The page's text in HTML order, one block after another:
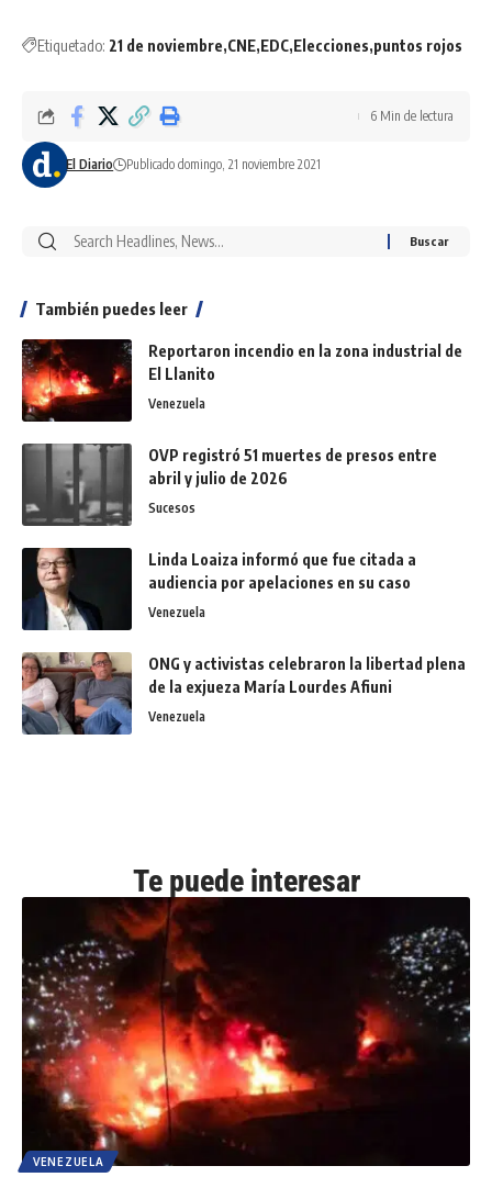
Etiquetado: 21 de noviembre CNE EDC Elecciones puntos rojos
El Diario Publicado domingo, 21 noviembre 2021
6 Min de lectura
También puedes leer
Reportaron incendio en la zona industrial de
El Llanito
Venezuela
OVP registró 51 muertes de presos entre
abril y julio de 2026
Sucesos
Linda Loaiza informó que fue citada a
audiencia por apelaciones en su caso
Venezuela
ONG y activistas celebraron la libertad plena
de la exjueza María Lourdes Afiuni
Venezuela
Te puede interesar
VENEZUELA